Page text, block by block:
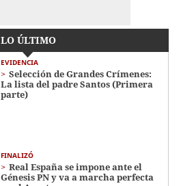
LO ÚLTIMO
EVIDENCIA
Selección de Grandes Crímenes:
La lista del padre Santos (Primera
parte)
FINALIZÓ
Real España se impone ante el
Génesis PN y va a marcha perfecta